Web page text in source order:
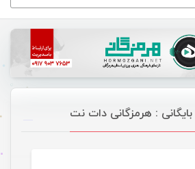
: هرمزگانی دات نت